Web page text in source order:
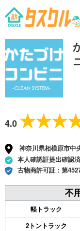
4.0
神奈川県相模原市中
本人確認証提出確認
古物商許可証： 第
不
軽トラック
2トントラック